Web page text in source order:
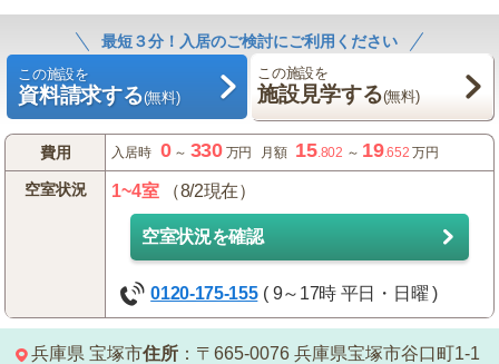
最短３分！入居のご検討にご利用ください
この施設を
資料請求する(無料)
この施設を
施設見学する(無料)
費用 入居時 0～ 330 万円 月額 15.802 ～ 19.652 万円
空室状況 1~4室（8/2現在）
空室状況を確認
0120-175-155 ( 9～17時 平日・日曜 )
兵庫県 宝塚市住所 ：〒665-0076 兵庫県宝塚市谷口町1-1